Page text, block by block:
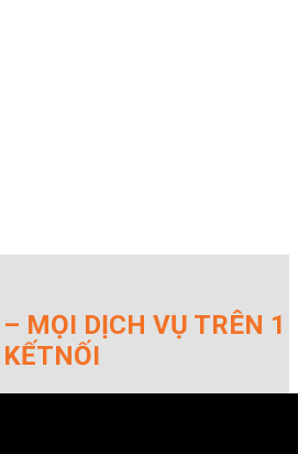
MỌI DỊCH VỤ TRÊN 1
KẾTNỐI